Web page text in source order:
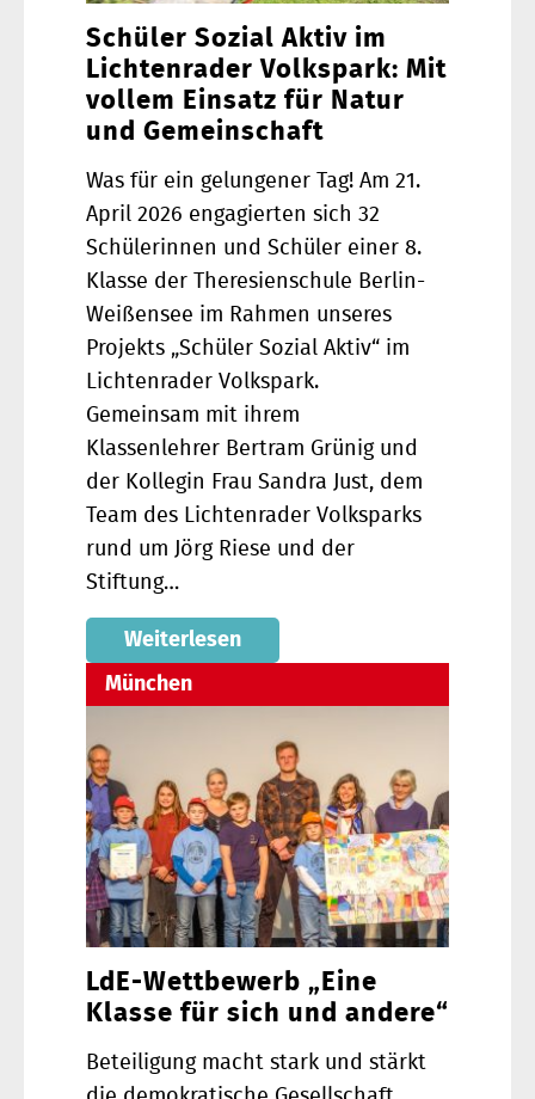
Schüler Sozial Aktiv im
Lichtenrader Volkspark: Mit
vollem Einsatz für Natur
und Gemeinschaft
Was für ein gelungener Tag! Am 21.
April 2026 engagierten sich 32
Schülerinnen und Schüler einer 8.
Klasse der Theresienschule Berlin-
Weißensee im Rahmen unseres
Projekts „Schüler Sozial Aktiv“ im
Lichtenrader Volkspark.
Gemeinsam mit ihrem
Klassenlehrer Bertram Grünig und
der Kollegin Frau Sandra Just, dem
Team des Lichtenrader Volksparks
rund um Jörg Riese und der
Stiftung…
Weiterlesen
München
LdE-Wettbewerb „Eine
Klasse für sich und andere“
Beteiligung macht stark und stärkt